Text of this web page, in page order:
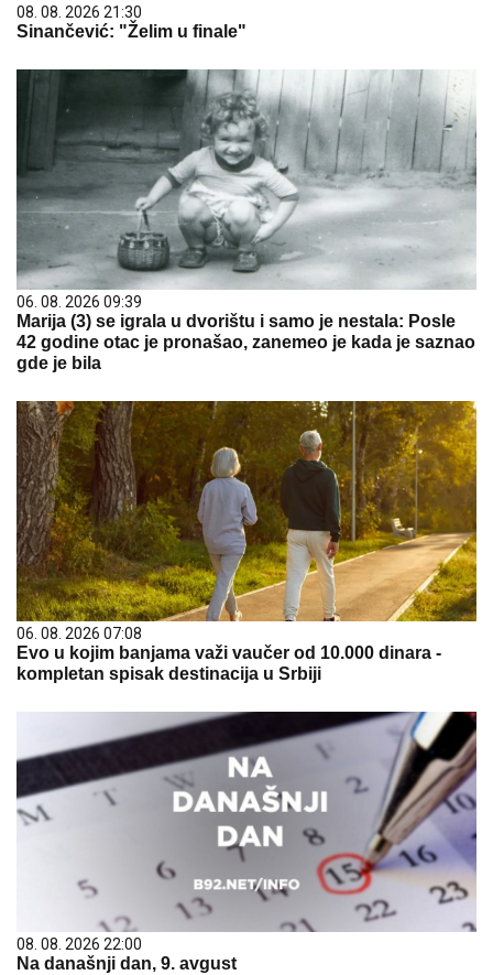
08. 08. 2026 21:30
Sinančević: "Želim u finale"
06. 08. 2026 09:39
Marija (3) se igrala u dvorištu i samo je nestala: Posle
42 godine otac je pronašao, zanemeo je kada je saznao
gde je bila
06. 08. 2026 07:08
Evo u kojim banjama važi vaučer od 10.000 dinara -
kompletan spisak destinacija u Srbiji
08. 08. 2026 22:00
Na današnji dan, 9. avgust